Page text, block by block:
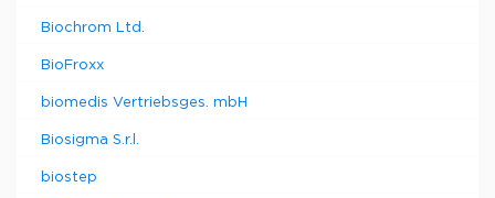
Biochrom Ltd.
BioFroxx
biomedis Vertriebsges. mbH
Biosigma S.r.l.
biostep